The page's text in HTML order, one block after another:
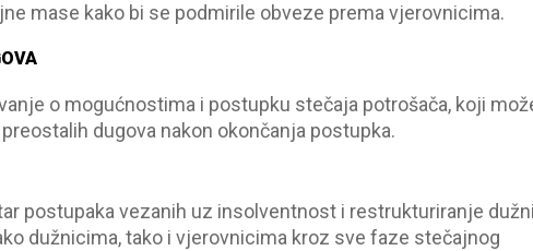
mase kako bi se podmirile obveze prema vjerovnicima.
o mogućnostima i postupku stečaja potrošača, koji
dugova nakon okončanja postupka.
postupaka vezanih uz insolventnost i restrukturiranje
dužnicima, tako i vjerovnicima kroz sve faze stečajnog